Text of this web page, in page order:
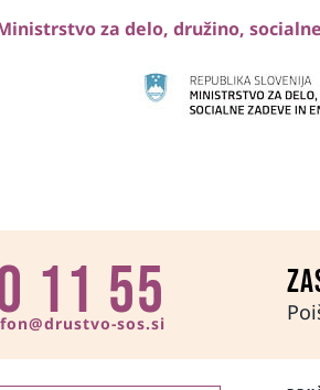
za delo, družino,
11 55
sos.si